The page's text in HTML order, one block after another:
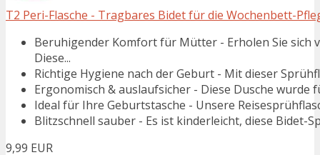
T2 Peri-Flasche - Tragbares Bidet für die Wochenbett-
Beruhigender Komfort für Mütter - Erholen Sie sich
Diese...
Richtige Hygiene nach der Geburt - Mit dieser
Ergonomisch & auslaufsicher - Diese Dusche wurde
Ideal für Ihre Geburtstasche - Unsere
Blitzschnell sauber - Es ist kinderleicht, diese Bidet-
9,99 EUR